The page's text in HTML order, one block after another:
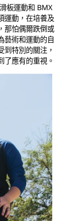
板運動和 BMX
運動，在培養及
那怕偶爾跌倒或
藝術和運動的自
到特別的關注，
了應有的重視。